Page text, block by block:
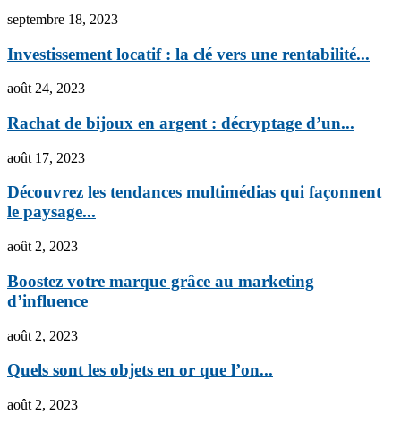
septembre 18, 2023
Investissement locatif : la clé vers une rentabilité...
août 24, 2023
Rachat de bijoux en argent : décryptage d’un...
août 17, 2023
Découvrez les tendances multimédias qui façonnent
le paysage...
août 2, 2023
Boostez votre marque grâce au marketing
d’influence
août 2, 2023
Quels sont les objets en or que l’on...
août 2, 2023